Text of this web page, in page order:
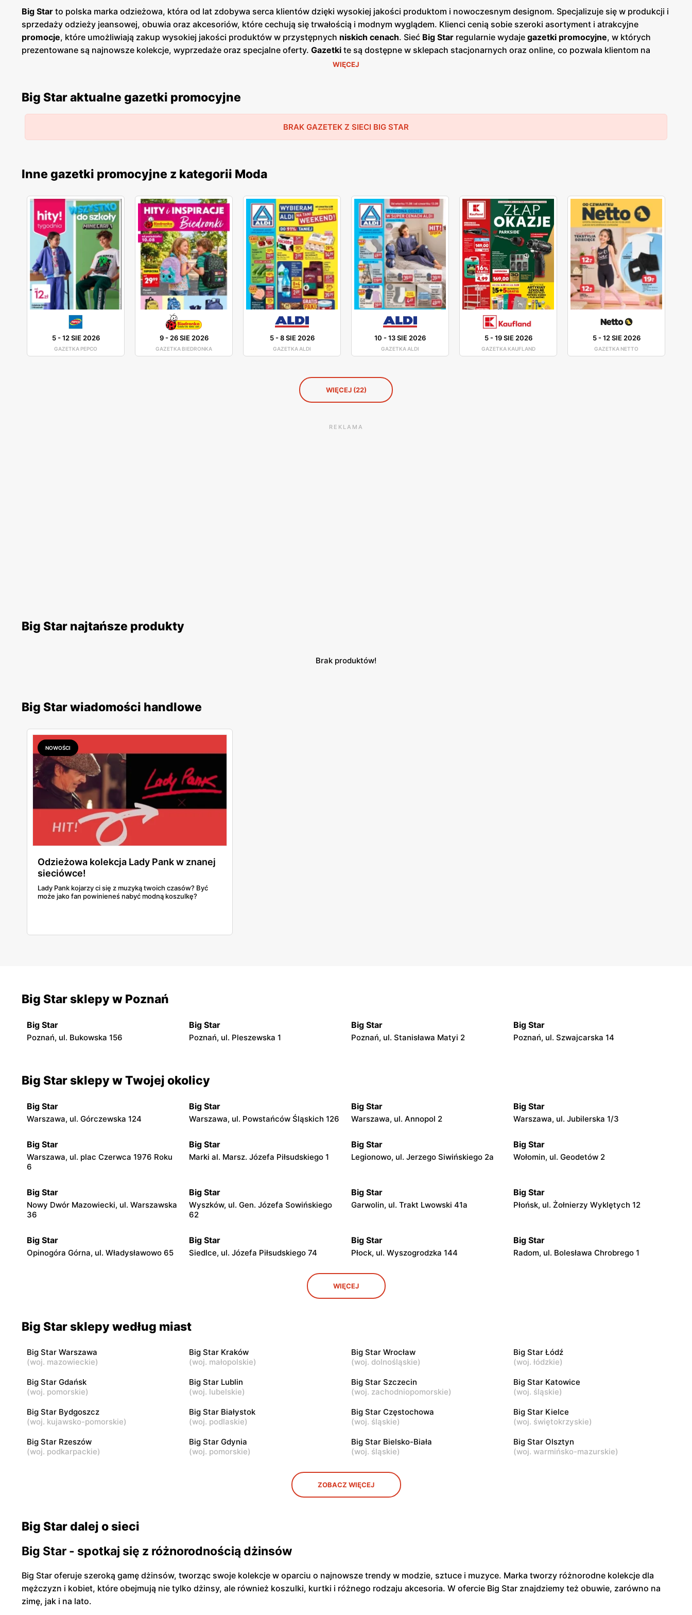
Big Star to polska marka odzieżowa, która od lat zdobywa serca klientów dzięki wysokiej jakości produktom i nowoczesnym designom. Specjalizuje się w produkcji i
sprzedaży odzieży jeansowej, obuwia oraz akcesoriów, które cechują się trwałością i modnym wyglądem. Klienci cenią sobie szeroki asortyment i atrakcyjne
promocje, które umożliwiają zakup wysokiej jakości produktów w przystępnych niskich cenach. Sieć Big Star regularnie wydaje gazetki promocyjne, w których
prezentowane są najnowsze kolekcje, wyprzedaże oraz specjalne oferty. Gazetki te są dostępne w sklepach stacjonarnych oraz online, co pozwala klientom na
i korzystać z wyjątkowych okazji zakupowych. Publikacje te pojawiają się zazwyczaj co miesiąc, dostarczając świeżych
także wygodna i trwała. Sieć sklepów Big Starjest obecna w całej Polsce, oferując swoje produkty w licznych placówkach oraz w sklepie internetowym. Dzięki temu
klienci mają łatwy dostęp do szerokiej gamy odzieży i akcesoriów, które mogą zakupić w dogodny dla siebie sposób. Firma kładzie duży nacisk na jakość obsługi
oraz pomoc w wyborze odpowiednich produktów, co przekłada się na zadowolenie i lojalność klientów.
WIĘCEJ
Big Star aktualne gazetki promocyjne
BRAK GAZETEK Z SIECI BIG STAR
Inne gazetki promocyjne z kategorii Moda
5-12 SIE 2026
GAZETKA PEPCO
9- 26 SIE 2026
GAZETKA BIEDRONKA
5-8 SIE 2026
GAZETKA ALDI
10 -13 SIE 2026
GAZETKA ALDI
5-19 SIE 2026
GAZETKA KAUFLAND
5-12 SIE 2026
GAZETKA NETTO
WIĘCEJ (22)
REKLAMA
Big Star najtańsze produkty
Brak produktów!
Big Star wiadomości handlowe
NOWOŚCI
Odzieżowa kolekcja Lady Pank w znanej
sieciówce!
Lady Pank kojarzy ci się z muzyką twoich czasów? Być
może jako fan powinieneś nabyć modną koszulkę?
Big Star sklepy w Poznań
Big Star
Poznań, ul. Bukowska 156
Big Star
Poznań, ul. Pleszewska 1
Big Star
Poznań, ul. Stanisława Matyi 2
Big Star
Poznań, ul. Szwajcarska 14
Big Star sklepy w Twojej okolicy
Big Star
Warszawa, ul. Górczewska 124
Big Star
Warszawa, ul. Powstańców Śląskich 126
Big Star
Warszawa, ul. Annopol 2
Big Star
Warszawa, ul. Jubilerska 1/3
Big Star
Warszawa, ul. plac Czerwca 1976 Roku
6
Big Star
Marki al. Marsz. Józefa Piłsudskiego 1
Big Star
Legionowo, ul. Jerzego Siwińskiego 2a
Big Star
Wołomin, ul. Geodetów 2
Big Star
Nowy Dwór Mazowiecki, ul. Warszawska
36
Big Star
Wyszków, ul. Gen. Józefa Sowińskiego
62
Big Star
Garwolin, ul. Trakt Lwowski 41a
Big Star
Płońsk, ul. Żołnierzy Wyklętych 12
Big Star
Opinogóra Górna, ul. Władysławowo 65
Big Star
Siedlce, ul. Józefa Piłsudskiego 74
Big Star
Płock, ul. Wyszogrodzka 144
Big Star
Radom, ul. Bolesława Chrobrego 1
Big Star
Tomaszów Mazowiecki, ul. Warszawska
1
Big Star Big Star
15/23
Rzgów, ul. Żeromskiego 8 Łódź, ul. Pabianicka 245 Łomża, ul. Zawadzka 38
Piotrków Trybunalski, ul. Juliusza
Słowackiego 123
Big Star
Wyszyńskiego 14
Big Star Big Star
Mickiewicza 30
Big Star
WIĘCEJ
Big Star sklepy według miast
Big Star Warszawa
(woj. mazowieckie)
Big Star Kraków
(woj. małopolskie)
Big Star Wrocław
(woj. dolnośląskie)
Big Star Łódź
(woj. łódzkie)
Big Star Gdańsk
(woj. pomorskie)
Big Star Lublin
(woj. lubelskie)
Big Star Szczecin
(woj. zachodniopomorskie)
Big Star Katowice
(woj. śląskie)
Big Star Bydgoszcz
(woj. kujawsko-pomorskie)
Big Star Białystok
(woj. podlaskie)
Big Star Częstochowa
(woj. śląskie)
Big Star Kielce
(woj. świętokrzyskie)
Big Star Rzeszów
(woj. podkarpackie)
Big Star Gdynia
(woj. pomorskie)
Big Star Bielsko-Biała
(woj. śląskie)
Big Star Olsztyn
(woj. warmińsko-mazurskie)
ZOBACZ WIĘCEJ
Big Star dalej o sieci
Big Star - spotkaj się z różnorodnością dżinsów
Big Star oferuje szeroką gamę dżinsów, tworząc swoje kolekcje w oparciu o najnowsze trendy w modzie, sztuce i muzyce. Marka tworzy różnorodne kolekcje dla
mężczyzn i kobiet, które obejmują nie tylko dżinsy, ale również koszulki, kurtki i różnego rodzaju akcesoria. W ofercie Big Star znajdziemy też obuwie, zarówno na
zimę, jak i na lato.